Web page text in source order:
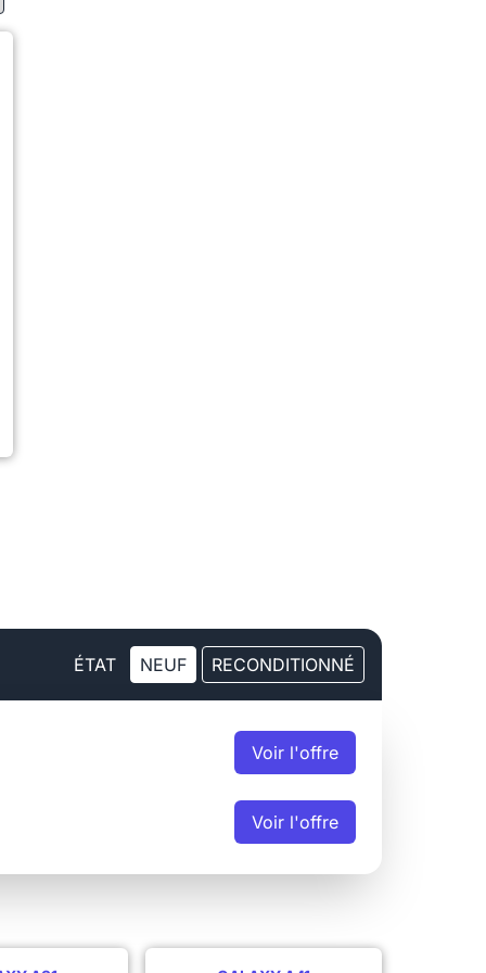
ÉTAT NEUF RECONDITIONNÉ
Voir l'offre
Voir l'offre